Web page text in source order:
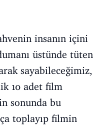
insanın içini
üstünde tüten
sayabileceğimiz,
10 adet film
sonunda bu
toplayıp filmin